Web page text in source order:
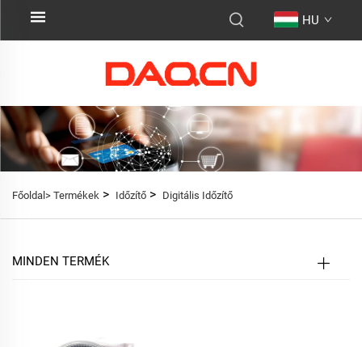
HU
Főoldal> Termékek > Időzítő > Digitális Időzítő
MINDEN TERMÉK